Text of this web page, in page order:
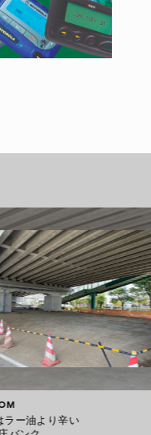
ラー油より辛い